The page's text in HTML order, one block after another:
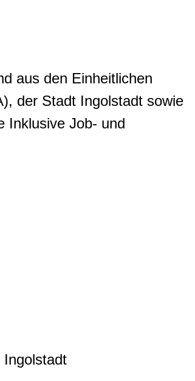
aus den Einheitlichen
der Stadt Ingolstadt sowie
Inklusive Job- und
Ingolstadt